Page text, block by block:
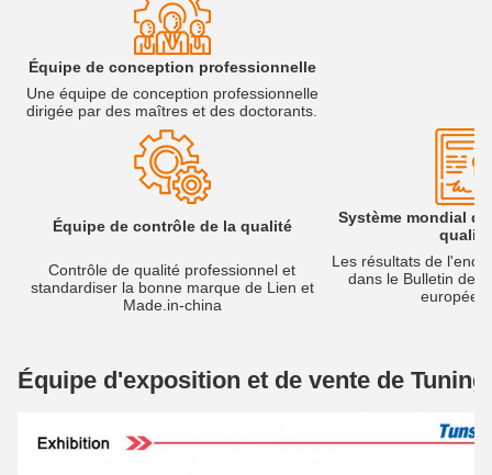
Équipe de conception professionnelle
Une équipe de conception professionnelle
dirigée par des maîtres et des doctorants.
Équipe de contrôle de la qualité
Système mondial
qualité
Contrôle de qualité professionnel et
standardiser la bonne marque de Lien et
Made.in-china
Les résultats de
dans le Bulletin de
Équipe d'exposition et de vente de Tuning